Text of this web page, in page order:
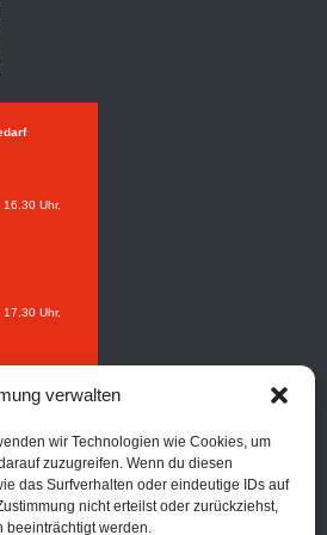
verwalten
wir Technologien wie Cookies, um
zuzugreifen. Wenn du diesen
das Surfverhalten oder eindeutige IDs auf
nicht erteilst oder zurückziehst,
beeinträchtigt werden.
Uhr,
Uhr,